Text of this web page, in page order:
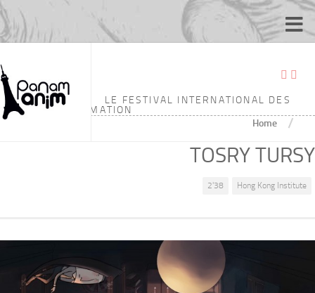
LE FESTIVAL INTERNATIONAL DES
ÉCOLES D'ANIMATION
Home /
TOSRY TURSY
2'38 Hong Kong Institute